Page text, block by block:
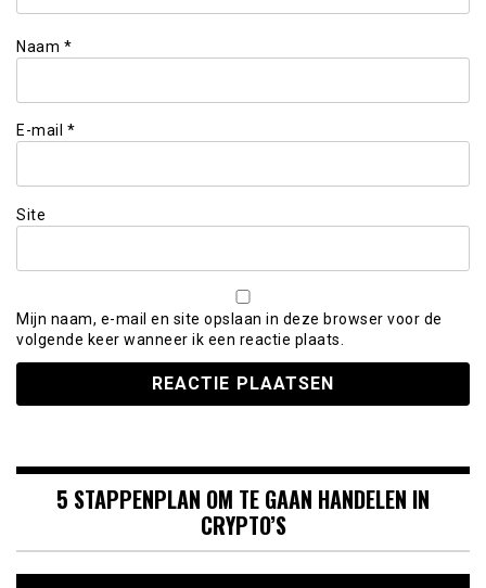
Naam *
E-mail *
Site
Mijn naam, e-mail en site opslaan in deze browser voor de
volgende keer wanneer ik een reactie plaats.
5 STAPPENPLAN OM TE GAAN HANDELEN IN
CRYPTO’S